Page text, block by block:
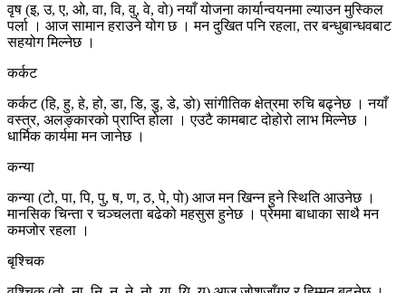
वृष (इ, उ, ए, ओ, वा, वि, वु, वे, वो) नयाँ योजना कार्यान्वयनमा ल्याउन मुस्किल
पर्ला । आज सामान हराउने योग छ । मन दुखित पनि रहला, तर बन्धुबान्धवबाट
सहयोग मिल्नेछ ।
कर्कट
कर्कट (हि, हु, हे, हो, डा, डि, डु, डे, डो) सांगीतिक क्षेत्रमा रुचि बढ्नेछ । नयाँ
वस्त्र, अलङ्कारको प्राप्ति होला । एउटै कामबाट दोहोरो लाभ मिल्नेछ ।
धार्मिक कार्यमा मन जानेछ ।
कन्या
कन्या (टो, पा, पि, पु, ष, ण, ठ, पे, पो) आज मन खिन्न हुने स्थिति आउनेछ ।
मानसिक चिन्ता र चञ्चलता बढेको महसुस हुनेछ । प्रेममा बाधाका साथै मन
कमजोर रहला ।
बृश्चिक